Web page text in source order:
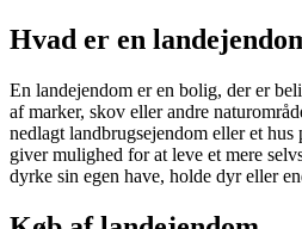
Hvad er en
En landejendom er en bolig, der er
af marker, skov eller andre
nedlagt landbrugsejendom eller et
giver mulighed for at leve et mere
dyrke sin egen have, holde dyr eller